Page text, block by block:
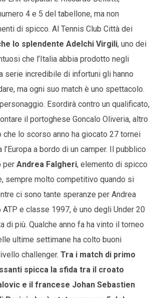
4 e 5 del tabellone, ma non
di spicco. Al Tennis Club Città dei
lo splendente Adelchi Virgili, uno dei
che l’Italia abbia prodotto negli
serie incredibile di infortuni gli hanno
ma ogni suo match è uno spettacolo.
Esordirà contro un qualificato,
il portoghese Goncalo Oliveria, altro
che lo scorso anno ha giocato 27 tornei
a bordo di un camper. Il pubblico
per Andrea Falgheri, elemento di spicco
sempre molto competitivo quando si
ci sono tante speranze per Andrea
ATP e classe 1997, è uno degli Under 20
di più. Qualche anno fa ha vinto il torneo
ultime settimane ha colto buoni
challenger. Tra i match di primo
spicca la sfida tra il croato
e il francese Johan Sebastien